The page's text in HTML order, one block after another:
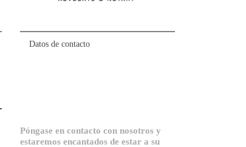
Datos de contacto
Póngase en contacto con nosotros y
estaremos encantados de estar a su